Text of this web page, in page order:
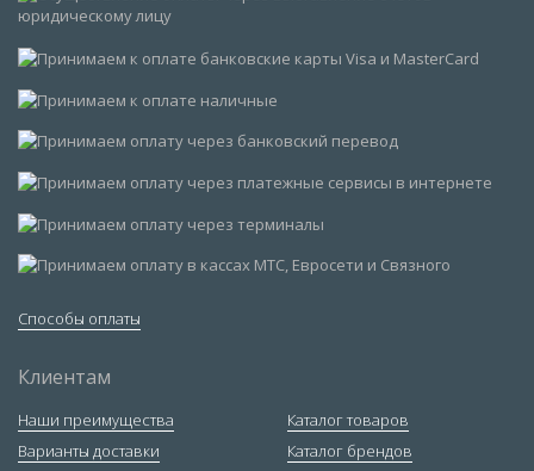
Способы оплаты
Клиентам
Наши преимущества
Варианты доставки
Каталог товаров
Каталог брендов